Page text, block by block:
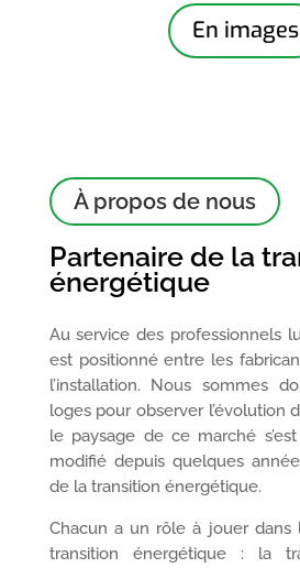
En images
À propos de nous
Partenaire de la
énergétique
Au service des professionnels
est positionné entre les
l’installation. Nous sommes
loges pour observer l’évolution
le paysage de ce marché
modifié depuis quelques
de la transition énergétique.
Chacun a un rôle à jouer dans
transition énergétique : la